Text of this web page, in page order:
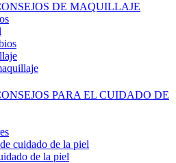
DE MAQUILLAJE
PARA EL CUIDADO DE
cuidado de la piel
de la piel